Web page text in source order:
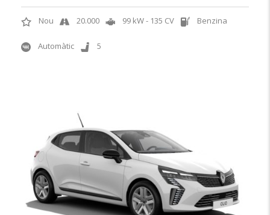
Nou 20.000 99 kW - 135 CV Benzina
Automàtic 5